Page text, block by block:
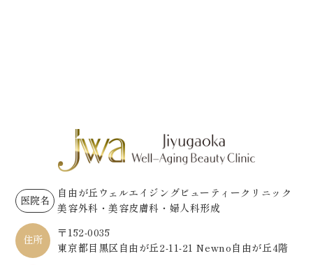
医院名
自由が丘ウェルエイジングビューティークリニック
美容外科・美容皮膚科・婦人科形成
住所
〒152-0035
東京都目黒区自由が丘2-11-21 Newno自由が丘4階